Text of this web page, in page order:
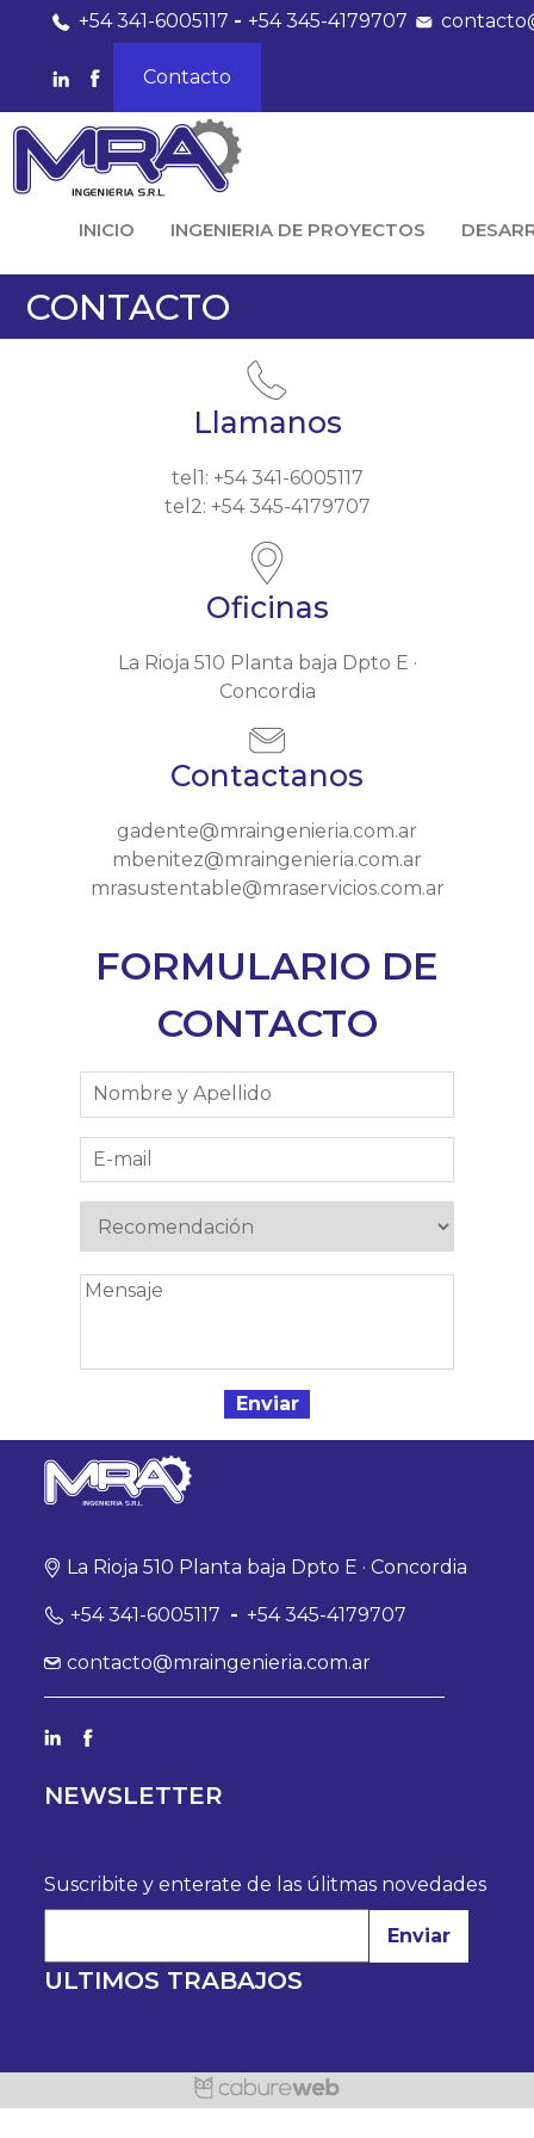
+54 341-6005117 -+54 345-4179707
Contacto
INICIO INGENIERIA DE PROYECTOS
CONTACTO
Llamanos
tel1: +54 341-6005117
tel2: +54 345-4179707
Oficinas
La Rioja 510 Planta baja Dpto E ·
Concordia
Contactanos
gadente@mraingenieria.com.ar
mbenitez@mraingenieria.com.ar
mrasustentable@mraservicios.com.ar
FORMULARIO DE
CONTACTO
La Rioja 510 Planta baja Dpto E · Concordia
+54 341-6005117 - +54 345-4179707
contacto@mraingenieria.com.ar
NEWSLETTER
Suscribite y enterate de las úlitmas novedades
Enviar
ULTIMOS TRABAJOS